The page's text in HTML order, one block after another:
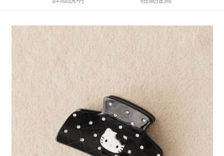
3.完整用戶服務條款，請詳閱以下連結：
https://oppay.tw/userRule
１．透過由恩沛科技股份有限公司提供之「AFTEE先享後付」服務完成之交
易，需依本服務之必要範圍內提供個人資料，並將交易相關給付款項請求債
權轉讓予恩沛科技股份有限公司。
２．關於個人資料處理事宜，請瀏覽以下網址：
３．未成年的使用者請事先徵得法定代理人或監護人之同意方可使用
４．使用「AFTEE先享後付」時，將依據個別帳號之用戶狀況，依本公司即
時審查核予不同之上限額度；若仍有額度不足之情形，本公司將視審查結果
５．嚴禁一人註冊多個帳號或使用他人資訊註冊。若發現惡意使用之情形，
恩沛科技股份有限公司將有權停止該用戶之使用額度並採取法律行動。